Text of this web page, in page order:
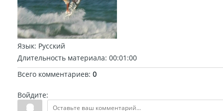
Язык: Русский
Длительность материала: 00:01:00
Всего комментариев: 0
Войдите: